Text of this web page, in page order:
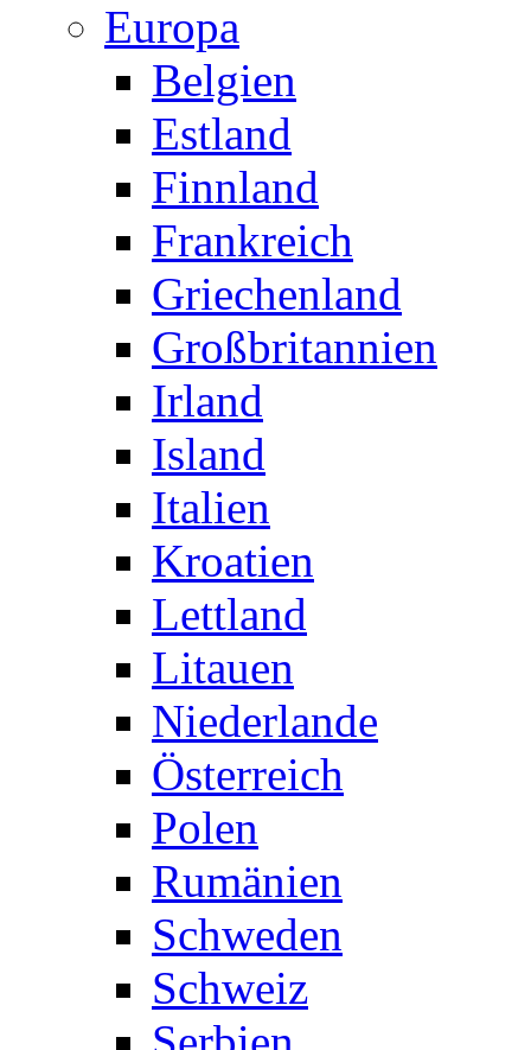
Europa
Belgien
Estland
Finnland
Frankreich
Griechenland
Großbritannien
Irland
Island
Italien
Kroatien
Lettland
Litauen
Niederlande
Österreich
Polen
Rumänien
Schweden
Schweiz